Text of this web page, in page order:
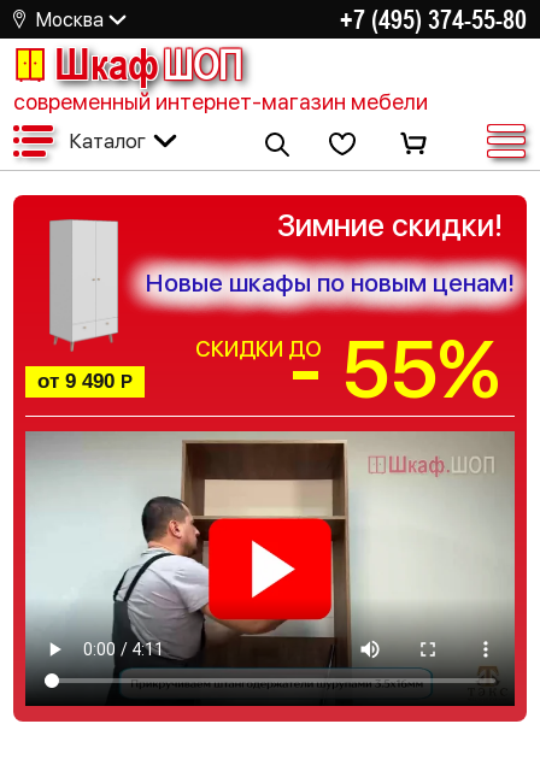
Москва +7 (495) 374-55-80
ШкафШОП
современный интернет-магазин мебели
Каталог
Зимние скидки!
Новые шкафы по новым ценам!
СКИДКИ ДО- 55%
от 9 490 Р